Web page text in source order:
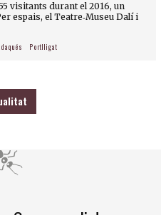
visitants durant el 2016, un
espais, el Teatre‐Museu Dalí i
Portlligat